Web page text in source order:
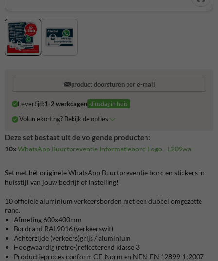
product doorsturen per e-mail
Levertijd:1-2 werkdagen dinsdag in huis
Volumekorting? Bekijk de opties
Deze set bestaat uit de volgende producten:
10x WhatsApp Buurtpreventie Informatiebord Logo - L209wa
Set met hét originele WhatsApp Buurtpreventie bord en stickers in
huisstijl van jouw bedrijf of instelling!
10officiëlealuminium verkeersborden met een dubbel omgezette
rand.
Afmeting 600x400mm
Bordrand RAL9016 (verkeerswit)
Achterzijde (verkeers)grijs / aluminium
Hoogwaardig (retro-)reflecterend klasse 3
Productieproces conform CE-Norm en NEN-EN 12899-1:2007